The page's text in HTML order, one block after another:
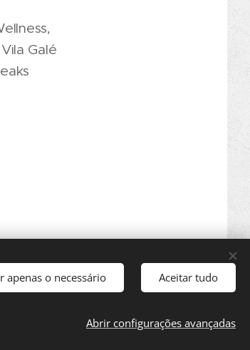
Galé
apenas o necessário Aceitar tudo
Abrir configurações avançadas